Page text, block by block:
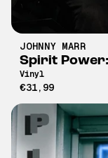
JOHNNY MARR
Spirit
Vinyl
€31,99